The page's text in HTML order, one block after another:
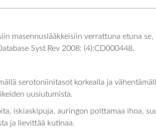
masennuslääkkeisiin verrattuna etuna se,
Syst Rev 2008: (4):CD000448.
serotoniinitasot korkealla ja
uusiutumista.
iskiaskipuja, auringon polttamaa ihoa,
ja lievittää kutinaa.